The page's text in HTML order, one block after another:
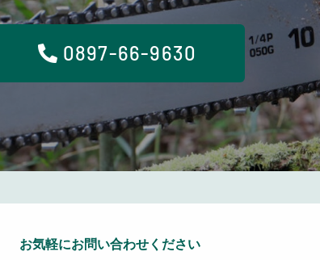
0897-66-9630
お気軽にお問い合わせください